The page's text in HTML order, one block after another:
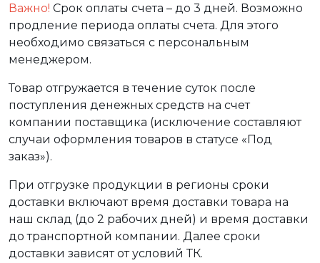
Важно! Срок оплаты счета – до 3 дней. Возможно
продление периода оплаты счета. Для этого
необходимо связаться с персональным
менеджером.
Товар отгружается в течение суток после
поступления денежных средств на счет
компании поставщика (исключение составляют
случаи оформления товаров в статусе «Под
заказ»).
При отгрузке продукции в регионы сроки
доставки включают время доставки товара на
наш склад (до 2 рабочих дней) и время доставки
до транспортной компании. Далее сроки
доставки зависят от условий ТК.